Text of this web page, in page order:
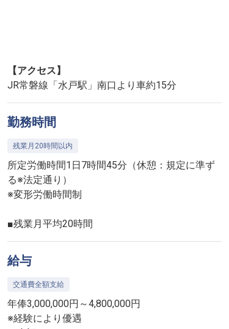
【アクセス】
JR常磐線「水戸駅」南口より車約15分
勤務時間
残業月20時間以内
所定労働時間1日7時間45分（休憩：規定に準ず
る※法定通り）
※変形労働時間制
■残業月平均20時間
給与
交通費全額支給
年俸3,000,000円～4,800,000円
※経験により優遇